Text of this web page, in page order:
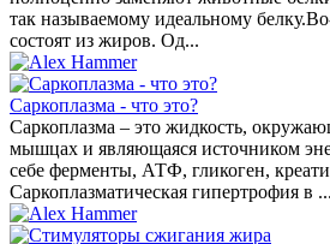
так называемому идеальному
состоят из жиров. Од...
Саркоплазма - что это?
Саркоплазма – это жидкость,
мышцах и являющаяся источником
себе ферменты, АТФ, гликоген,
Саркоплазматическая гипертрофия в ...